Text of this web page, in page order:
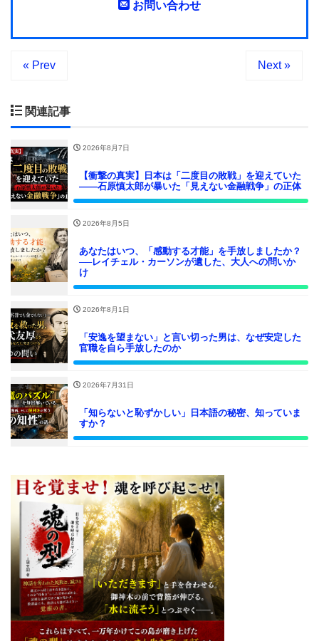
お問い合わせ
« Prev Next »
関連記事
2026年8月7日
【衝撃の真実】日本は「二度目の敗戦」を迎えていた
――石原慎太郎が暴いた「見えない金融戦争」の正体
2026年8月5日
あなたはいつ、「感動する才能」を手放しましたか？
──レイチェル・カーソンが遺した、大人への問いか
け
2026年8月1日
「安逸を望まない」と言い切った男は、なぜ安定した
官職を自ら手放したのか
2026年7月31日
「知らないと恥ずかしい」日本語の秘密、知っていま
すか？